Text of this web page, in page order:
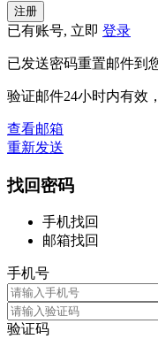
已有账号, 立即 登录
已发送密码重置邮件到
验证邮件24小时内有效
查看邮箱
重新发送
找回密码
手机找回
邮箱找回
手机号
验证码